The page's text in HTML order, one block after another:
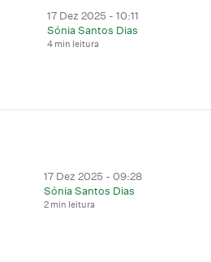
17 Dez 2025 - 10:11
Sónia Santos Dias
4 min leitura
17 Dez 2025 - 09:28
Sónia Santos Dias
2 min leitura